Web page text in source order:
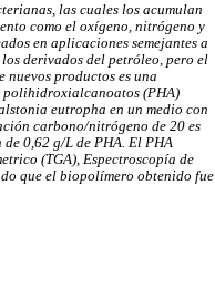
las cuales los acumulan
como el oxígeno, nitrógeno y
en aplicaciones semejantes a
derivados del petróleo, pero el
productos es una
polihidroxialcanoatos (PHA)
eutropha en un medio con
carbono/nitrógeno de 20 es
0,62 g/L de PHA. El PHA
(TGA), Espectroscopía de
que el biopolímero obtenido fue